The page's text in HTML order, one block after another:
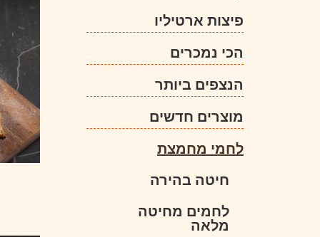
פיצות ארטיליו
הכי נמכרים
הנצפים ביותר
מוצרים חדשים
לחמי מחמצת
חיטה בהירה
לחמים מחיטה
מלאה